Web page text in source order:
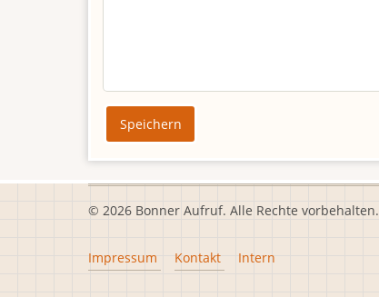
© 2026 Bonner Aufruf. Alle Rechte vorbehalten.
Footer
menu
Impressum Kontakt
Intern